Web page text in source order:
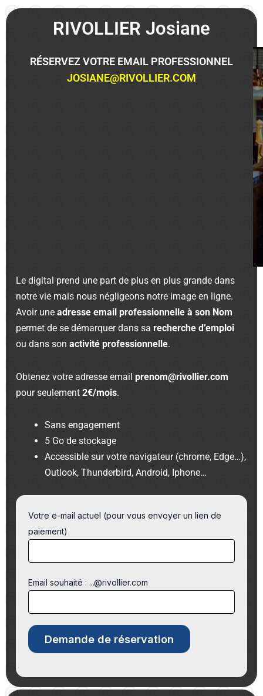
RIVOLLIER Josiane
RÉSERVEZ VOTRE EMAIL PROFESSIONNEL
JOSIANE@RIVOLLIER.COM
Le digital prend une part de plus en plus grande dans
notre vie mais nous négligeons notre image en ligne.
Avoir uneadresse email professionnelle à son Nom
permet de se démarquer dans sarecherche d’emploi
ou dans sonactivité professionnelle.
Obtenez votre adresse email prenom@rivollier.com
pour seulement2€/mois.
Sans engagement
5 Go de stockage
Accessible sur votre navigateur (chrome, Edge…),
Outlook, Thunderbird, Android, Iphone…
Votre e-mail actuel (pour vous envoyer un lien de
paiement)
Email souhaité : ...@rivollier.com